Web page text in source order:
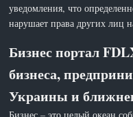
уведомления, что
нарушает права других лиц
Бизнес портал
бизнеса,
Украины и